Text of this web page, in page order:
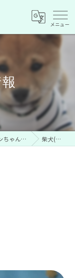
ゃん情報 柴犬(豆柴)